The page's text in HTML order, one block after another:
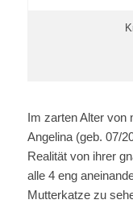
Im zarten Alter von
Angelina (geb. 07/
Realität von ihrer
alle 4 eng
Mutterkatze zu